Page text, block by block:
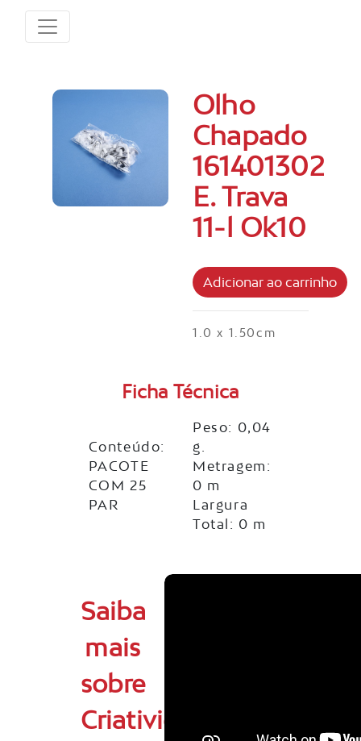
Olho
Chapado
161401302
E. Trava
11-l Ok10
1.0 x 1.50cm
Ficha Técnica
Conteúdo:
PACOTE
COM 25
PAR
Peso: 0,04
g.
Metragem:
0 m
Largura
Total: 0 m
Saiba
mais
sobre
Criatividade